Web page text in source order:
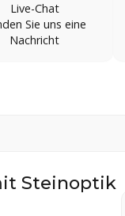
Live-Chat
Sie uns eine
Nachricht
Steinoptik